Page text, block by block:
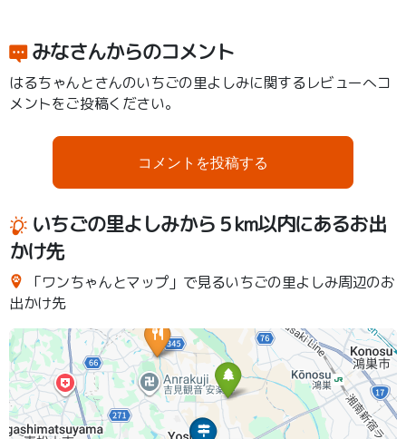
みなさんからのコメント
はるちゃんとさんのいちごの里よしみに関するレビューへコ
メントをご投稿ください。
コメントを投稿する
いちごの里よしみから５km以内にあるお出
かけ先
「ワンちゃんとマップ」で見るいちごの里よしみ周辺のお
出かけ先